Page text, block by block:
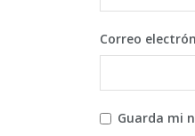
Correo
Guarda mi